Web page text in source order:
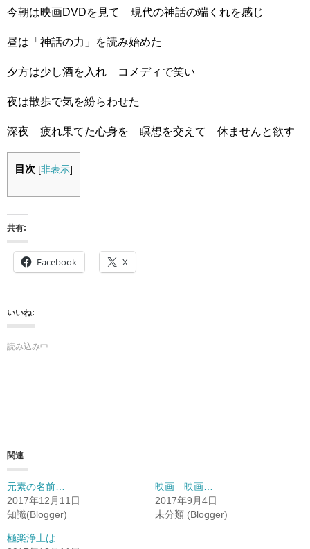
今朝は映画DVDを見て 現代の神話の端くれを感じ
昼は「神話の力」を読み始めた
夕方は少し酒を入れ コメディで笑い
夜は散歩で気を紛らわせた
深夜 疲れ果てた心身を 瞑想を交えて 休ませんと欲す
目次 [非表示]
共有:
Facebook X
いいね:
読み込み中…
関連
元素の名前…
2017年12月11日
知識(Blogger)
映画 映画…
2017年9月4日
未分類 (Blogger)
極楽浄土は…